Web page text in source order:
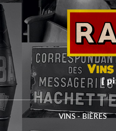
VINS - BIÈRES